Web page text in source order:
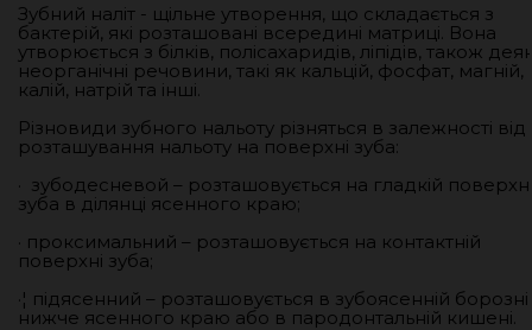
Зубний наліт - щільне утворення, що складається з
бактерій, які розташовані всередині матриці. Вона
утворюється з білків, полісахаридів, ліпідів, також
неорганічні речовини, такі як кальцій, фосфат, магній,
калій, натрій та інші.
Різновиди зубного нальоту різняться в залежності від
розташування нальоту на поверхні зуба:
· зубодесневой – розташовується на гладкій поверхні
зуба в ділянці ясенного краю;
· проксимальний – розташовується на контактній
поверхні зуба;
·¦ підясенний – розташовується в зубоясенній борозні
нижче ясенного краю або в пародонтальній кишені.